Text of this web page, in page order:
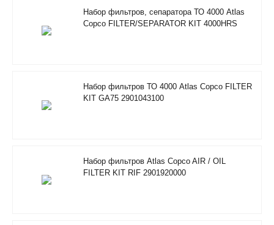
Набор фильтров, сепаратора ТО 4000 Atlas
Copco FILTER/SEPARATOR KIT 4000HRS
Набор фильтров ТО 4000 Atlas Copco FILTER
KIT GA75 2901043100
Набор фильтров Atlas Copco AIR / OIL
FILTER KIT RIF 2901920000